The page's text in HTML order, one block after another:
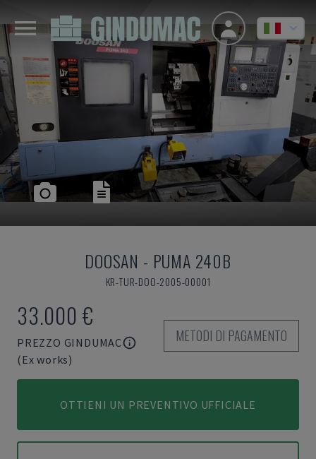
DOOSAN - PUMA 240B
KR-TUR-DOO-2005-00001
33.000 €
PREZZO GINDUMAC
(Ex works)
METODI DI PAGAMENTO
OTTIENI UN PREVENTIVO UFFICIALE